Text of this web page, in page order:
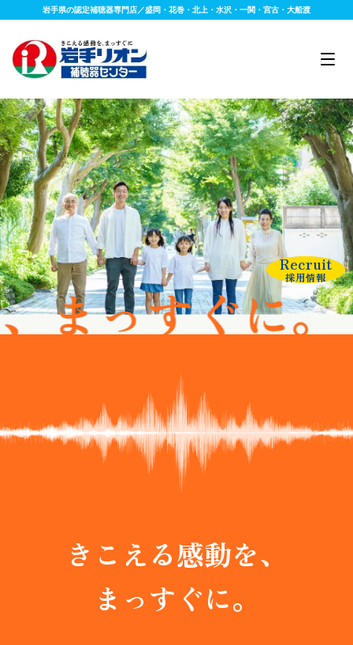
岩手県の認定補聴器専門店／盛岡・花巻・北上・水沢・一関・宮古・大船渡
ぐに。
Recruit
採用情報
きこえる感動を、
まっすぐに。